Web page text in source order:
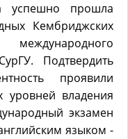
успешно прошла
Кембриджских
Подтвердить
проявили
уровней владения
экзамен
языком -